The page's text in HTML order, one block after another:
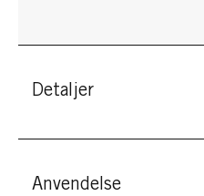
Detaljer
Anvendelse